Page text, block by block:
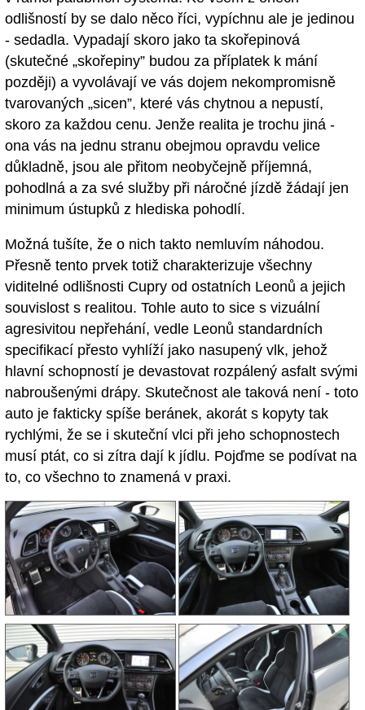
odlišností by se dalo něco říci, vypíchnu ale je jedinou
- sedadla. Vypadají skoro jako ta skořepinová
(skutečné „skořepiny” budou za příplatek k mání
později) a vyvolávají ve vás dojem nekompromisně
tvarovaných „sicen”, které vás chytnou a nepustí,
skoro za každou cenu. Jenže realita je trochu jiná -
ona vás na jednu stranu obejmou opravdu velice
důkladně, jsou ale přitom neobyčejně příjemná,
pohodlná a za své služby při náročné jízdě žádají jen
minimum ústupků z hlediska pohodlí.
Možná tušíte, že o nich takto nemluvím náhodou.
Přesně tento prvek totiž charakterizuje všechny
viditelné odlišnosti Cupry od ostatních Leonů a jejich
souvislost s realitou. Tohle auto to sice s vizuální
agresivitou nepřehání, vedle Leonů standardních
specifikací přesto vyhlíží jako nasupený vlk, jehož
hlavní schopností je devastovat rozpálený asfalt svými
nabroušenými drápy. Skutečnost ale taková není - toto
auto je fakticky spíše beránek, akorát s kopyty tak
rychlými, že se i skuteční vlci při jeho schopnostech
musí ptát, co si zítra dají k jídlu. Pojďme se podívat na
to, co všechno to znamená v praxi.